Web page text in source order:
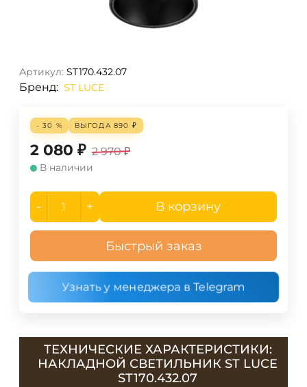
Артикул: ST170.432.07
Бренд: ST LUCE
- 30 % ВЫГОДА 890 ₽
2 080 ₽ 2 970 ₽
В наличии
- + В корзину
Быстрый заказ
Узнать у менеджера в Telegram
ТЕХНИЧЕСКИЕ ХАРАКТЕРИСТИКИ:
НАКЛАДНОЙ СВЕТИЛЬНИК ST LUCE
ST170.432.07